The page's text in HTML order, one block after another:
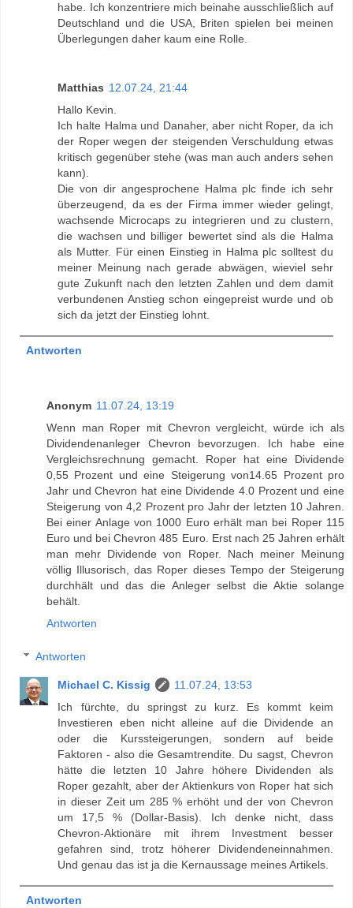
habe. Ich konzentriere mich beinahe ausschließlich auf
Deutschland und die USA, Briten spielen bei meinen
Überlegungen daher kaum eine Rolle.
Matthias 12.07.24, 21:44
Hallo Kevin.
Ich halte Halma und Danaher, aber nicht Roper, da ich
der Roper wegen der steigenden Verschuldung etwas
kritisch gegenüber stehe (was man auch anders sehen
kann).
Die von dir angesprochene Halma plc finde ich sehr
überzeugend, da es der Firma immer wieder gelingt,
wachsende Microcaps zu integrieren und zu clustern,
die wachsen und billiger bewertet sind als die Halma
als Mutter. Für einen Einstieg in Halma plc solltest du
meiner Meinung nach gerade abwägen, wieviel sehr
gute Zukunft nach den letzten Zahlen und dem damit
verbundenen Anstieg schon eingepreist wurde und ob
sich da jetzt der Einstieg lohnt.
Antworten
Anonym 11.07.24, 13:19
Wenn man Roper mit Chevron vergleicht, würde ich als
Dividendenanleger Chevron bevorzugen. Ich habe eine
Vergleichsrechnung gemacht. Roper hat eine Dividende
0,55 Prozent und eine Steigerung von14.65 Prozent pro
Jahr und Chevron hat eine Dividende 4.0 Prozent und eine
Steigerung von 4,2 Prozent pro Jahr der letzten 10 Jahren.
Bei einer Anlage von 1000 Euro erhält man bei Roper 115
Euro und bei Chevron 485 Euro. Erst nach 25 Jahren erhält
man mehr Dividende von Roper. Nach meiner Meinung
völlig Illusorisch, das Roper dieses Tempo der Steigerung
durchhält und das die Anleger selbst die Aktie solange
behält.
Antworten
Antworten
Michael C. Kissig
11.07.24, 13:53
Ich fürchte, du springst zu kurz. Es kommt keim
Investieren eben nicht alleine auf die Dividende an
oder die Kurssteigerungen, sondern auf beide
Faktoren - also die Gesamtrendite. Du sagst, Chevron
hätte die letzten 10 Jahre höhere Dividenden als
Roper gezahlt, aber der Aktienkurs von Roper hat sich
in dieser Zeit um 285 % erhöht und der von Chevron
um 17,5 % (Dollar-Basis). Ich denke nicht, dass
Chevron-Aktionäre mit ihrem Investment besser
gefahren sind, trotz höherer Dividendeneinnahmen.
Und genau das ist ja die Kernaussage meines Artikels.
Antworten